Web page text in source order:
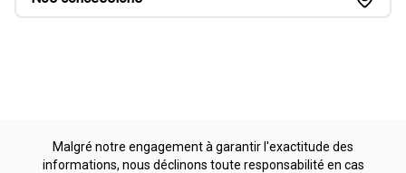
Malgré notre engagement à garantir l'exactitude des
informations, nous déclinons toute responsabilité en cas